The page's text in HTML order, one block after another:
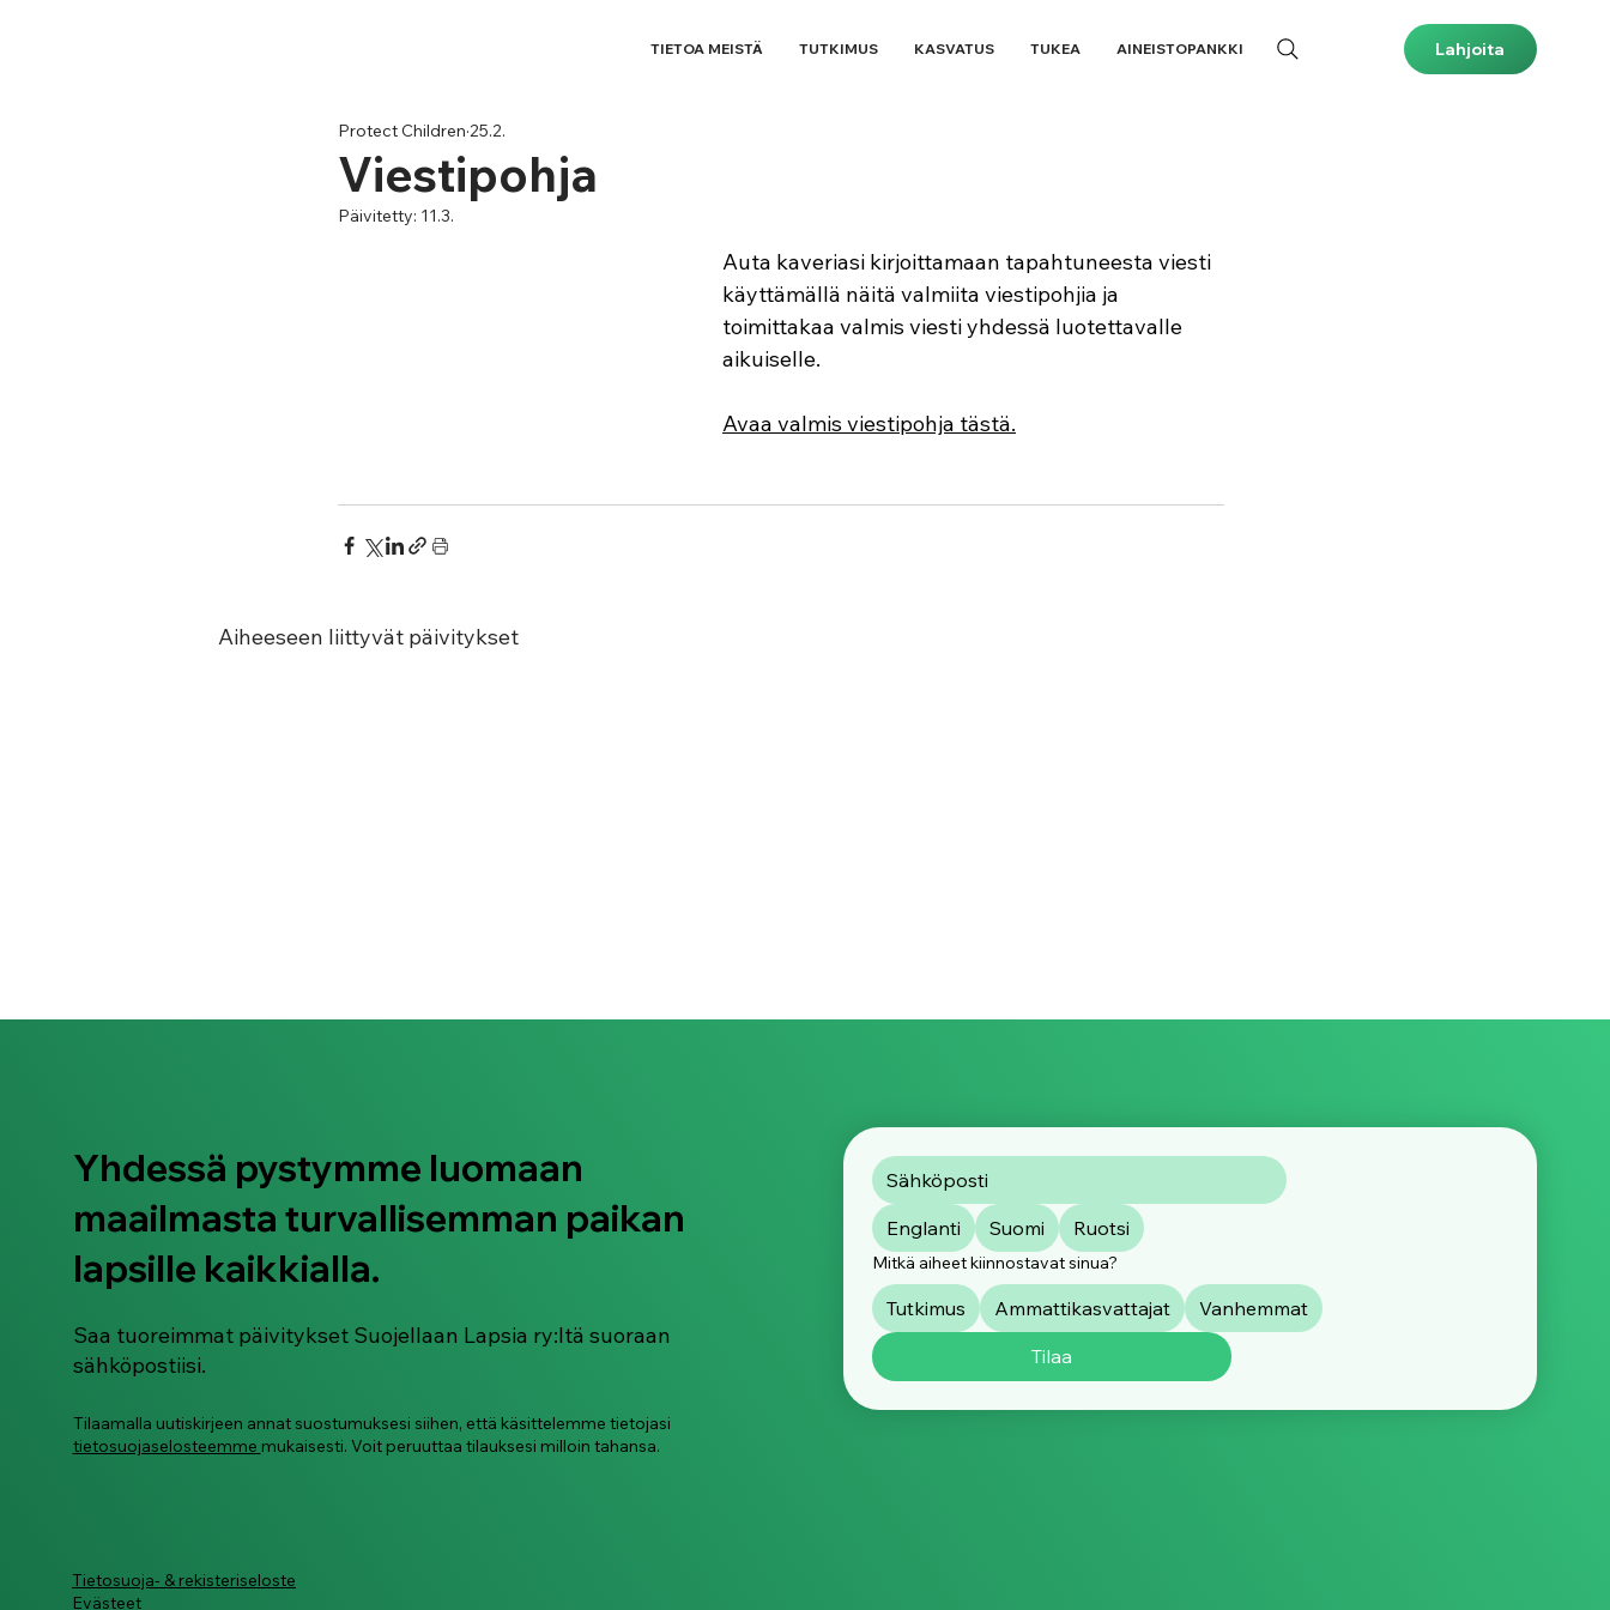
TIETOA MEISTÄ TUTKIMUS KASVATUS TUKEA AINEISTOPANKKI Lahjoita
Viestipohja
Protect Children 25.2.
Päivitetty: 11.3.
Auta kaveriasi kirjoittamaan tapahtuneesta viesti
käyttämällä näitä valmiita viestipohjia ja
toimittakaa valmis viesti yhdessä luotettavalle
aikuiselle.
Avaa valmis viestipohja tästä.
Aiheeseen liittyvät päivitykset
Millä teoilla voi syyllistyä
rikokseen netissä?
Yhdessä pystymme luomaan
maailmasta turvallisemman paikan
lapsille kaikkialla.
Saa tuoreimmat päivitykset Suojellaan Lapsia ry:ltä suoraan
sähköpostiisi.
Tilaamalla uutiskirjeen annat suostumuksesi siihen, että käsittelemme tietojasi
tietosuojaselosteemme mukaisesti. Voit peruuttaa tilauksesi milloin tahansa.
Tietosuoja- & rekisteriseloste
Evästeet
Englanti Suomi Ruotsi
Mitkä aiheet kiinnostavat sinua?
Tutkimus Ammattikasvattajat
Vanhemmat
Tilaa